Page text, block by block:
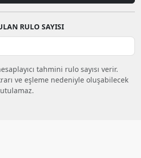
RULO SAYISI
tahmini rulo sayısı verir.
ve eşleme nedeniyle oluşabilecek